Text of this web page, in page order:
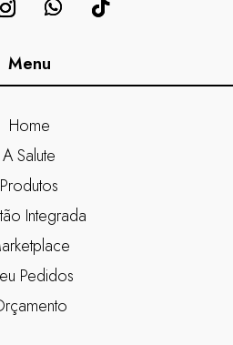
Menu
Home
A Salute
Produtos
Integrada
Pedidos